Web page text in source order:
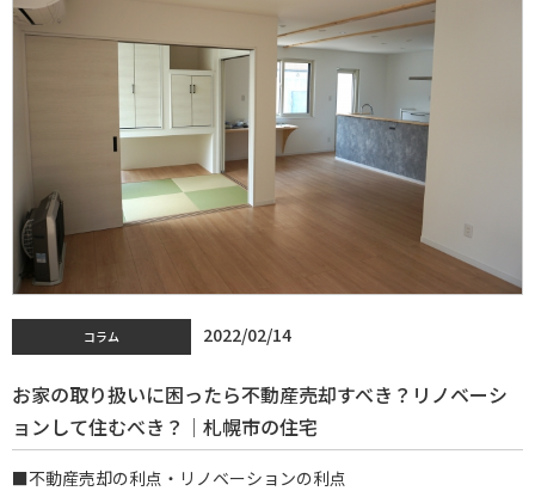
コラム 2022/02/14
お家の取り扱いに困ったら不動産売却すべき？リノベーシ
ョンして住むべき？│札幌市の住宅
■不動産売却の利点・リノベーションの利点